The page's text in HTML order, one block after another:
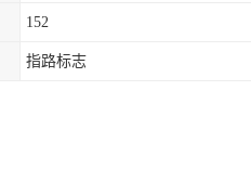
152
指路标志